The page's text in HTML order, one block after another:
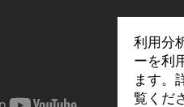
利用分
ーを利
ます。
覧くだ